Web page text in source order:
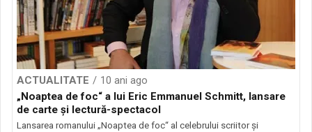
ACTUALITATE
10 ani ago
„Noaptea de foc“ a lui Eric Emmanuel Schmitt, lansare
de carte şi lectură-spectacol
Lansarea romanului „Noaptea de foc“ al celebrului scriitor şi